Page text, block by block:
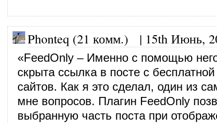
Phonteq (21 комм.) | 15th Июнь,
«FeedOnly – Именно с помощью
скрыта ссылка в посте с
сайтов. Как я это сделал, один из
мне вопросов. Плагин FeedOnly
выбранную часть поста при